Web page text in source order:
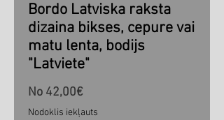
Bordo Latviska raksta
dizaina bikses, cepure vai
matu lenta, bodijs
"Latviete"
No 42,00€Izpārdošanas
cena
Nodoklis iekļauts